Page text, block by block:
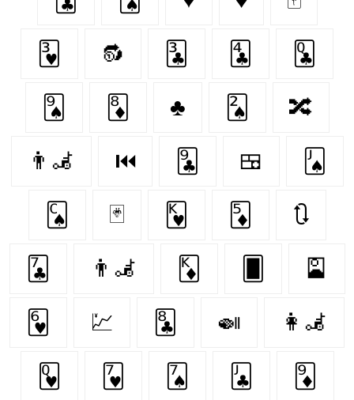
🂳 🔂 🃓 🃔 🃝
🂩 🃈 ♣️ 🂢 🔀
👨‍🦼‍️ ⏮ 🃙 🍱 🂫
🂬 🃏 🂾 🃅 🔃
🃗 👨‍🦼 🃎 🎴
🂶 💹 🃘 🍛 👩‍🦼
🂽 🂷 🂧 🃛 🃉